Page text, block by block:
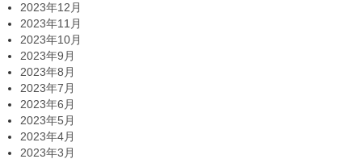
2023年12月
2023年11月
2023年10月
2023年9月
2023年8月
2023年7月
2023年6月
2023年5月
2023年4月
2023年3月